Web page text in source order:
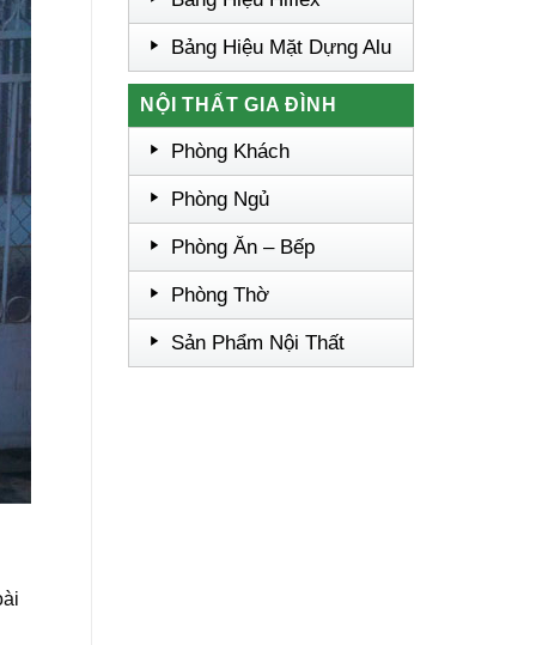
Bảng Hiệu Mặt Dựng Alu
NỘI THẤT GIA ĐÌNH
Phòng Khách
Phòng Ngủ
Phòng Ăn – Bếp
Phòng Thờ
Sản Phẩm Nội Thất